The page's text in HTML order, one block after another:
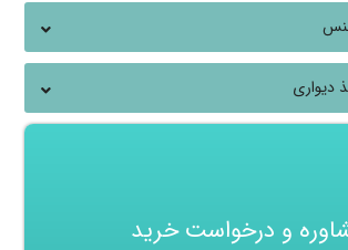
دیواری
و درخواست خرید